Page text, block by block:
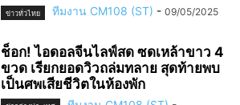
ข่าวทั่วไทย ทีมงาน CM108 (ST) - 09/05/2025
ช็อก! ไอดอลจีนไลฟ์สด ซดเหล้าขาว 4
ขวด เรียกยอดวิวถล่มทลาย สุดท้ายพบ
เป็นศพเสียชีวิตในห้องพัก